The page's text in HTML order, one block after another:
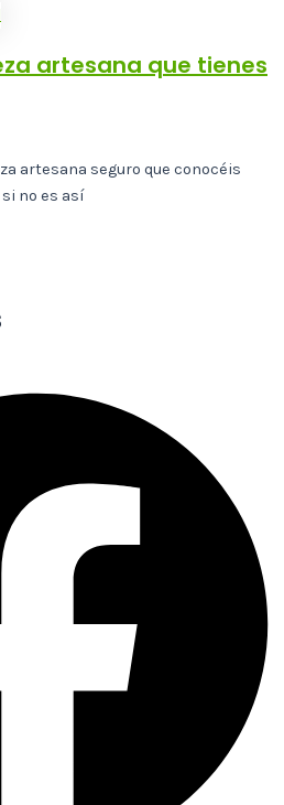
artesana que tienes
artesana seguro que conocéis
no es así